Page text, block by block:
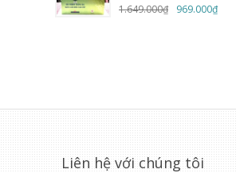
1.649.000₫
969.000₫
Liên hệ với chúng tôi